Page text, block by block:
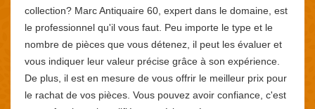
collection? Marc Antiquaire 60, expert dans le domaine, est
le professionnel qu'il vous faut. Peu importe le type et le
nombre de pièces que vous détenez, il peut les évaluer et
vous indiquer leur valeur précise grâce à son expérience.
De plus, il est en mesure de vous offrir le meilleur prix pour
le rachat de vos pièces. Vous pouvez avoir confiance, c'est